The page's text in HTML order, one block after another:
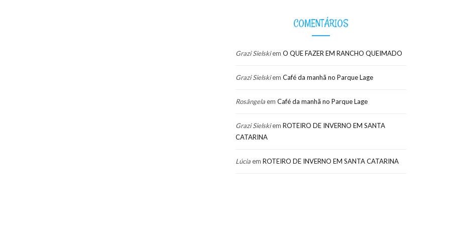
COMENTÁRIOS
Grazi Sielskiem O QUE FAZER EM RANCHO QUEIMADO
Grazi Sielskiem Café da manhã no Parque Lage
Rosângelaem Café da manhã no Parque Lage
Grazi Sielskiem ROTEIRO DE INVERNO EM SANTA
CATARINA
Lúciaem ROTEIRO DE INVERNO EM SANTA CATARINA